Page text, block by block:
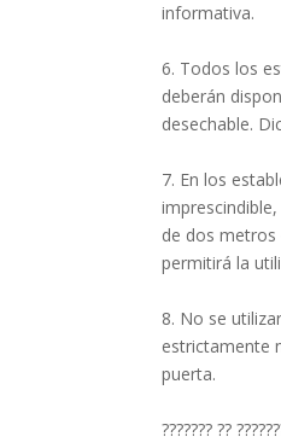
informativa.
6. Todos los
deberán
desechable.
7. En los
de dos metros
permitirá la
8. No se
estrictamente
puerta.
??????? ??